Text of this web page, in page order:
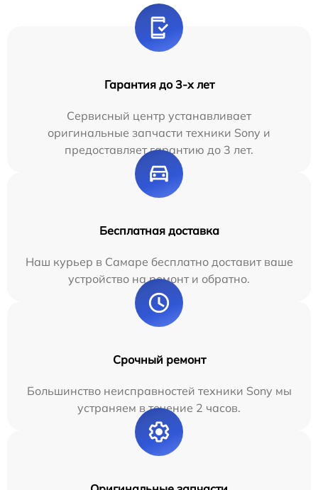
Гарантия до 3-х лет
Сервисный центр устанавливает
оригинальные запчасти техники Sony и
предоставляет гарантию до 3 лет.
Бесплатная доставка
Наш курьер в Самаре бесплатно доставит ваше
устройство на ремонт и обратно.
Срочный ремонт
Большинство неисправностей техники Sony мы
устраняем в течение 2 часов.